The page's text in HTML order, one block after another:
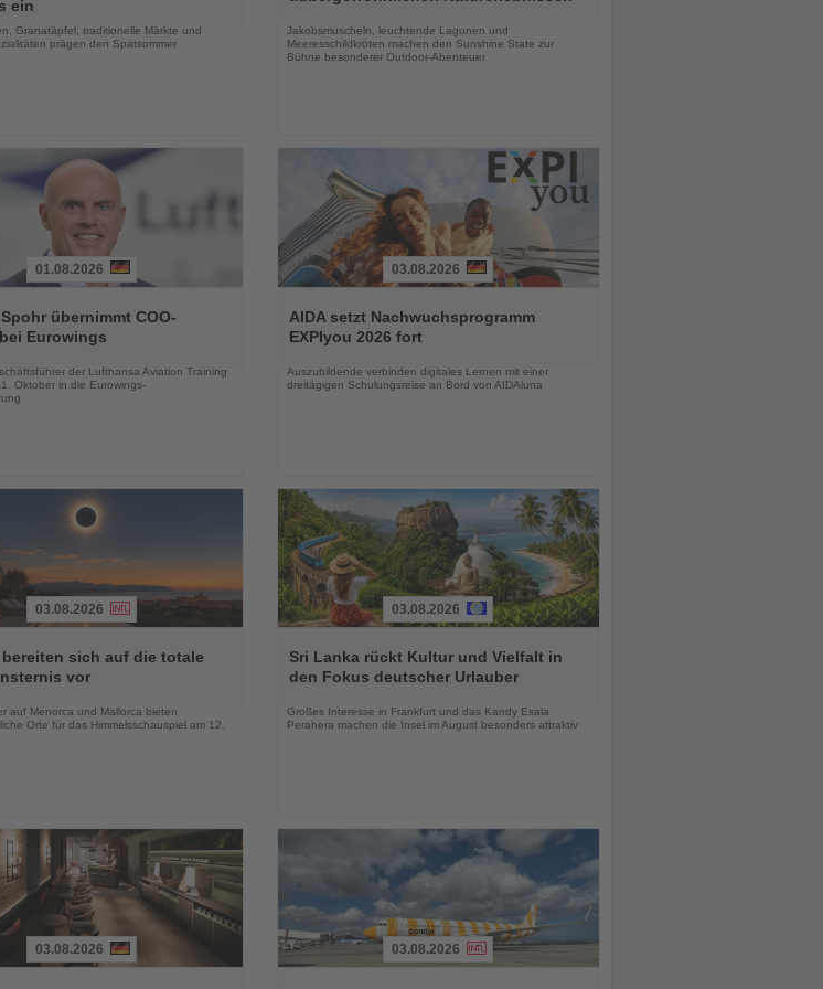
ein
Granatäpfel, traditionelle Märkte und
prägen den Spätsommer
Nachrichten
Jakobsmuscheln, leuchtende Lagunen und
Meeresschildkröten machen den Sunshine State zur
Bühne besonderer Outdoor-Abenteuer
01.08.2026
übernimmt COO-
Eurowings
der Lufthansa Aviation Training
Oktober in die Eurowings-
Sie
die
Nachrichten
03.08.2026
AIDA setzt Nachwuchsprogramm
EXPIyou 2026 fort
Auszubildende verbinden digitales Lernen mit einer
dreitägigen Schulungsreise an Bord von AIDAluna
03.08.2026
bereiten sich auf die totale
vor
auf Menorca und Mallorca bieten
Orte für das Himmelsschauspiel am 12.
Sie
die
03.08.2026
Sri Lanka rückt Kultur und Vielfalt in
den Fokus deutscher Urlauber
Großes Interesse in Frankfurt und das Kandy Esala
Perahera machen die Insel im August besonders attraktiv
03.08.2026 03.08.2026